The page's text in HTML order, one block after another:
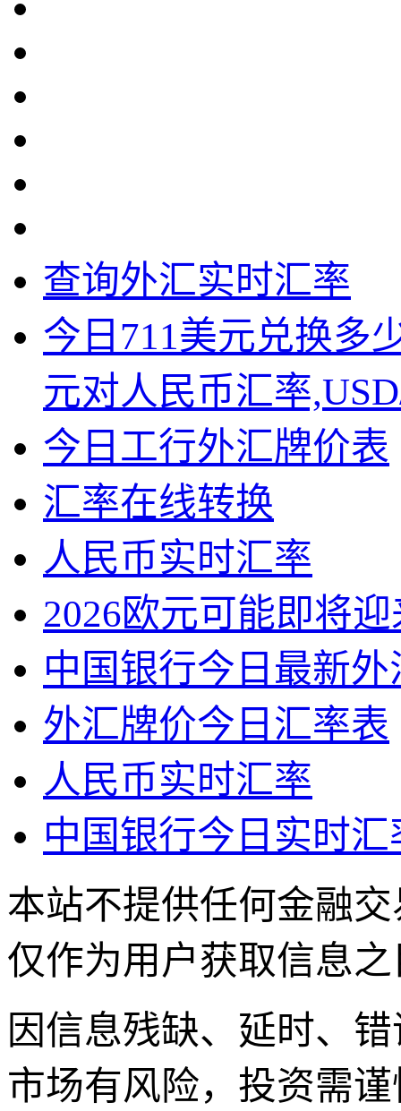
查询外汇实时汇率
今日711美元兑换多
元对人民币汇率
今日工行外汇牌价表
汇率在线转换
人民币实时汇率
2026欧元可能即将
中国银行今日最新
外汇牌价今日汇率表
人民币实时汇率
中国银行今日实时汇
本站不提供任何金融
仅作为用户获取信息
因信息残缺、延时、
市场有风险，投资需